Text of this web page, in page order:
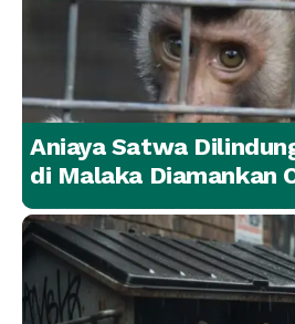
Aniaya Satwa
di Malaka Diamankan
Malaka